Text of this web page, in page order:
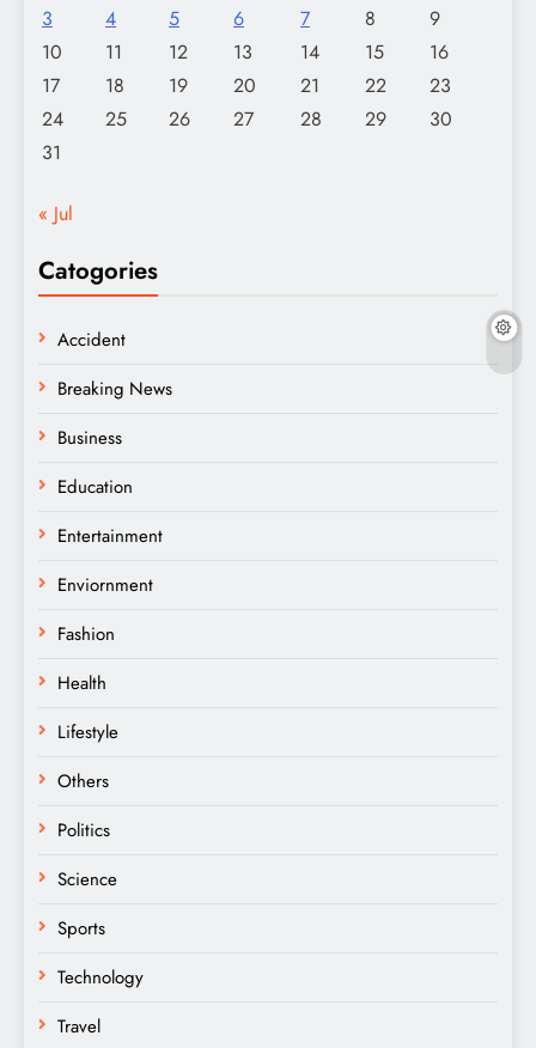
3 4 5 6 7 8
9
10
11 12 13 14 15
16
17
18 19 20 21 22
23
24
25 26 27 28 29
30
31
« Jul
Catogories
Accident
Breaking News
Business
Education
Entertainment
Enviornment
Fashion
Health
Lifestyle
Others
Politics
Science
Sports
Technology
Travel